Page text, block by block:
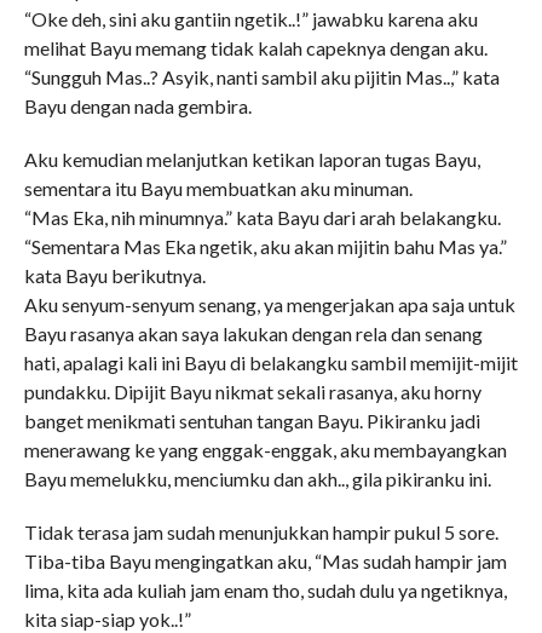
“Oke deh, sini aku gantiin ngetik..!” jawabku karena aku
melihat Bayu memang tidak kalah capeknya dengan aku.
“Sungguh Mas..? Asyik, nanti sambil aku pijitin Mas..,” kata
Bayu dengan nada gembira.
Aku kemudian melanjutkan ketikan laporan tugas Bayu,
sementara itu Bayu membuatkan aku minuman.
“Mas Eka, nih minumnya.” kata Bayu dari arah belakangku.
“Sementara Mas Eka ngetik, aku akan mijitin bahu Mas ya.”
kata Bayu berikutnya.
Aku senyum-senyum senang, ya mengerjakan apa saja untuk
Bayu rasanya akan saya lakukan dengan rela dan senang
hati, apalagi kali ini Bayu di belakangku sambil memijit-mijit
pundakku. Dipijit Bayu nikmat sekali rasanya, aku horny
banget menikmati sentuhan tangan Bayu. Pikiranku jadi
menerawang ke yang enggak-enggak, aku membayangkan
Bayu memelukku, menciumku dan akh.., gila pikiranku ini.
Tidak terasa jam sudah menunjukkan hampir pukul 5 sore.
Tiba-tiba Bayu mengingatkan aku, “Mas sudah hampir jam
lima, kita ada kuliah jam enam tho, sudah dulu ya ngetiknya,
kita siap-siap yok..!”